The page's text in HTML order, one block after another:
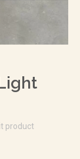
product